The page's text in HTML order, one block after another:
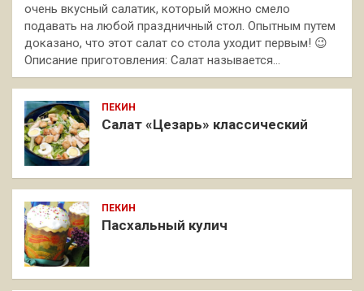
очень вкусный салатик, который можно смело
подавать на любой праздничный стол. Опытным путем
доказано, что этот салат со стола уходит первым! 😉
Описание приготовления: Салат называется…
ПЕКИН
Салат «Цезарь» классический
ПЕКИН
Пасхальный кулич